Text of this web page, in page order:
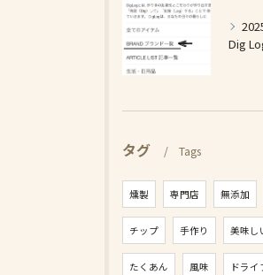
タグ Tags
燻製 専門店 無添加
チップ 手作り 美味し
たくあん 風味 ドラ